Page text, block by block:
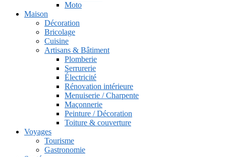
Moto
Maison
Décoration
Bricolage
Cuisine
Artisans & Bâtiment
Plomberie
Serrurerie
Électricité
Rénovation intérieure
Menuiserie / Charpente
Maçonnerie
Peinture / Décoration
Toiture & couverture
Voyages
Tourisme
Gastronomie